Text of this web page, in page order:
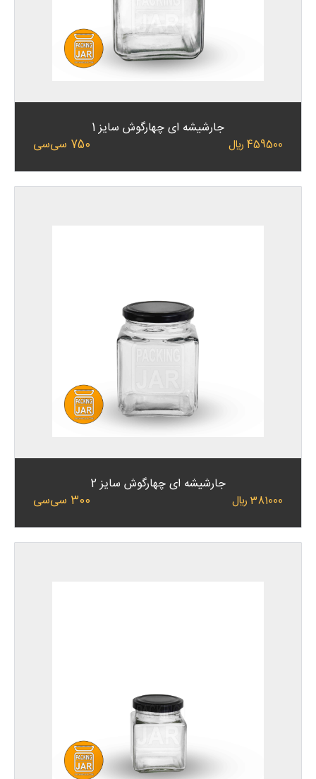
جارشیشه ای چهارگوش سایز 1
459500 ﷼ 750 سی‌سی
جارشیشه ای چهارگوش سایز 2
381000 ﷼ 300 سی‌سی